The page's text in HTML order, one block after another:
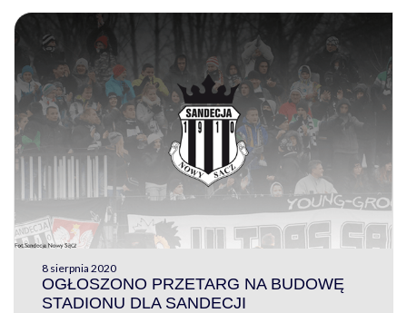
8 sierpnia 2020
OGŁOSZONO PRZETARG NA BUDOWĘ
STADIONU DLA SANDECJI